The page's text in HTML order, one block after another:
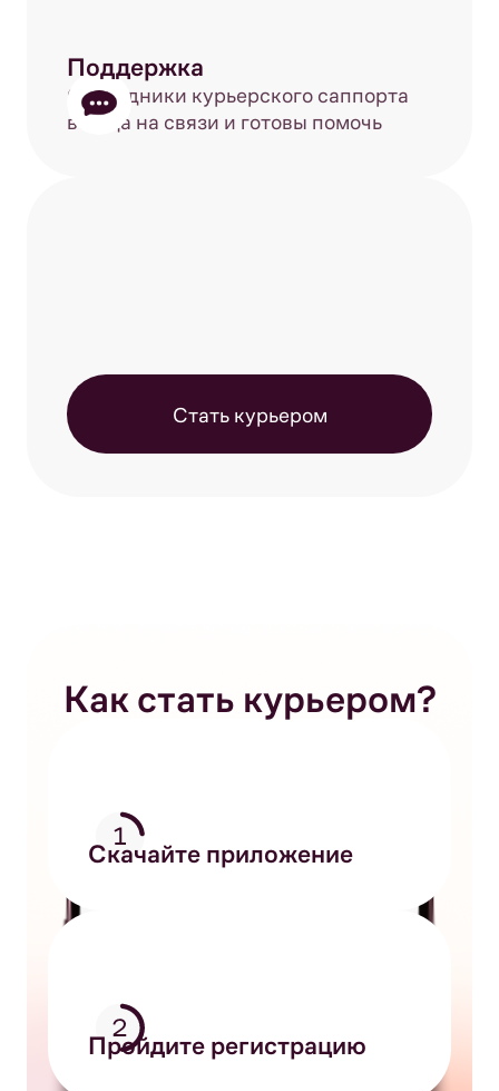
Поддержка
Сотрудники курьерского саппорта
всегда на связи и готовы помочь
Стать курьером
Как стать курьером?
Скачайте приложение
Пройдите регистрацию